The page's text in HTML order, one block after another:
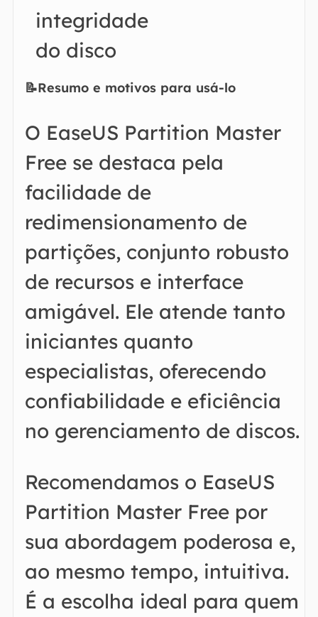
integridade
do disco
📝Resumo e motivos para usá-lo
O EaseUS Partition Master
Free se destaca pela
facilidade de
redimensionamento de
partições, conjunto robusto
de recursos e interface
amigável. Ele atende tanto
iniciantes quanto
especialistas, oferecendo
confiabilidade e eficiência
no gerenciamento de discos.
Recomendamos o EaseUS
Partition Master Free por
sua abordagem poderosa e,
ao mesmo tempo, intuitiva.
É a escolha ideal para quem